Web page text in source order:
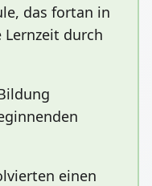
das fortan in
durch
einen